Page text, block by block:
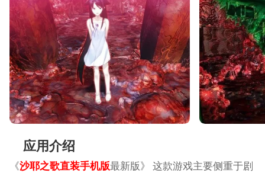
应用介绍
《沙耶之歌直装手机版最新版》 这款游戏主要侧重于剧